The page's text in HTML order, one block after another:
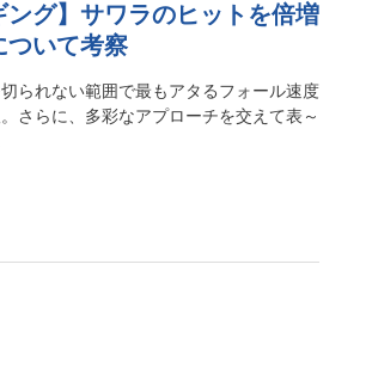
ング】サワラのヒットを倍増
ついて考察
られない範囲で最もアタるフォール速度
さらに、多彩なアプローチを交えて表～